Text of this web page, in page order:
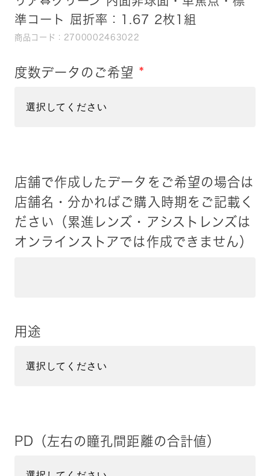
準コート 屈折率：1.67 2枚1組
商品コード：2700002463022
度数データのご希望 *
店舗で作成したデータをご希望の場合は
店舗名・分かればご購入時期をご記載く
ださい（累進レンズ・アシストレンズは
オンラインストアでは作成できません）
用途
PD（左右の瞳孔間距離の合計値）